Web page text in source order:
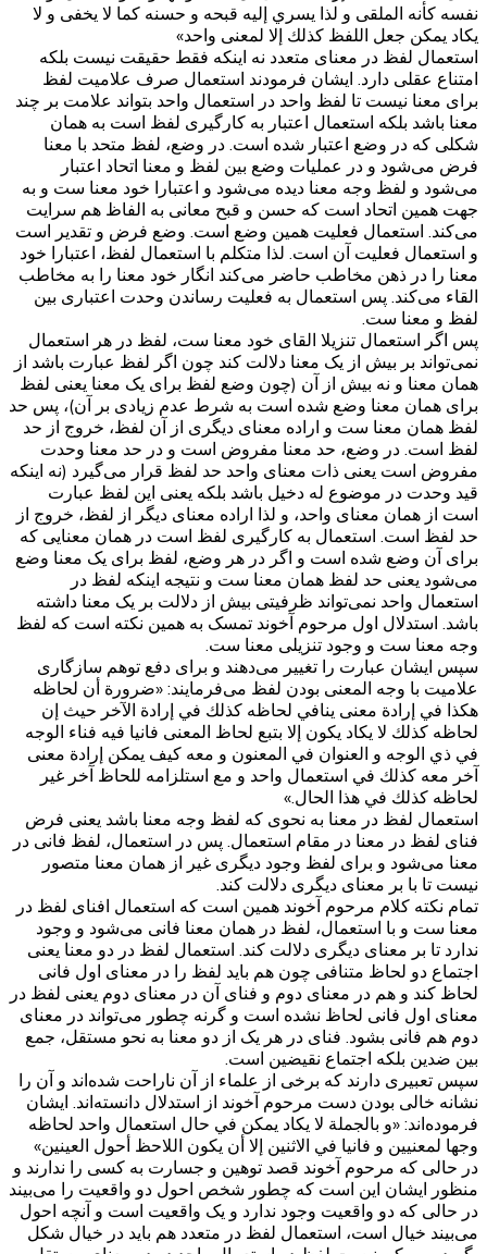
نفسه كأنه الملقى و لذا يسري إليه قبحه و حسنه كما لا يخفى و لا
يكاد يمكن جعل اللفظ كذلك إلا لمعنى واحد»
استعمال لفظ در معنای متعدد نه اینکه فقط حقیقت نیست بلکه
امتناع عقلی دارد. ایشان فرمودند استعمال صرف علامیت لفظ
برای معنا نیست تا لفظ واحد در استعمال واحد بتواند علامت بر چند
معنا باشد بلکه استعمال اعتبار به کارگیری لفظ است به همان
شکلی که در وضع اعتبار شده است. در وضع، لفظ متحد با معنا
فرض می‌شود و در عملیات وضع بین لفظ و معنا اتحاد اعتبار
می‌شود و لفظ وجه معنا دیده می‌شود و اعتبارا خود معنا ست و به
جهت همین اتحاد است که حسن و قبح معانی به الفاظ هم سرایت
می‌کند. استعمال فعلیت همین وضع است. وضع فرض و تقدیر است
و استعمال فعلیت آن است. لذا متکلم با استعمال لفظ، اعتبارا خود
معنا را در ذهن مخاطب حاضر می‌کند انگار خود معنا را به مخاطب
القاء می‌کند. پس استعمال به فعلیت رساندن وحدت اعتباری بین
لفظ و معنا ست.
پس اگر استعمال تنزیلا القای خود معنا ست، لفظ در هر استعمال
نمی‌تواند بر بیش از یک معنا دلالت کند چون اگر لفظ عبارت باشد از
همان معنا و نه بیش از آن (چون وضع لفظ برای یک معنا یعنی لفظ
برای همان معنا وضع شده است به شرط عدم زیادی بر آن)، پس حد
لفظ همان معنا ست و اراده معنای دیگری از آن لفظ، خروج از حد
لفظ است. در وضع، حد معنا مفروض است و در حد معنا وحدت
مفروض است یعنی ذات معنای واحد حد لفظ قرار می‌گیرد (نه اینکه
قید وحدت در موضوع له دخیل باشد بلکه یعنی این لفظ عبارت
است از همان معنای واحد، و لذا اراده معنای دیگر از لفظ، خروج از
حد لفظ است. استعمال به کارگیری لفظ است در همان معنایی که
برای آن وضع شده است و اگر در هر وضع، لفظ برای یک معنا وضع
می‌شود یعنی حد لفظ همان معنا ست و نتیجه اینکه لفظ در
استعمال واحد نمی‌تواند ظرفیتی بیش از دلالت بر یک معنا داشته
باشد. استدلال اول مرحوم آخوند تمسک به همین نکته است که لفظ
وجه معنا ست و وجود تنزیلی معنا ست.
سپس ایشان عبارت را تغییر می‌دهند و برای دفع توهم سازگاری
علامیت با وجه المعنی بودن لفظ می‌فرمایند: «ضرورة أن لحاظه
هكذا في إرادة معنى ينافي لحاظه كذلك في إرادة الآخر حيث إن
لحاظه كذلك لا يكاد يكون إلا بتبع لحاظ المعنى فانيا فيه فناء الوجه
في ذي الوجه و العنوان في المعنون و معه كيف يمكن إرادة معنى
آخر معه كذلك في استعمال واحد و مع استلزامه للحاظ آخر غير
لحاظه كذلك في هذا الحال.‏»
استعمال لفظ در معنا به نحوی که لفظ وجه معنا باشد یعنی فرض
فنای لفظ در معنا در مقام استعمال. پس در استعمال، لفظ فانی در
معنا می‌شود و برای لفظ وجود دیگری غیر از همان معنا متصور
نیست تا با بر معنای دیگری دلالت کند.
تمام نکته کلام مرحوم آخوند همین است که استعمال افنای لفظ در
معنا ست و با استعمال، لفظ در همان معنا فانی می‌شود و وجود
ندارد تا بر معنای دیگری دلالت کند. استعمال لفظ در دو معنا یعنی
اجتماع دو لحاظ متنافی چون هم باید لفظ را در معنای اول فانی
لحاظ کند و هم در معنای دوم و فنای آن در معنای دوم یعنی لفظ در
معنای اول فانی لحاظ نشده است و گرنه چطور می‌تواند در معنای
دوم هم فانی بشود. فنای در هر یک از دو معنا به نحو مستقل، جمع
بین ضدین بلکه اجتماع نقیضین است.
سپس تعبیری دارند که برخی از علماء از آن ناراحت شده‌اند و آن را
نشانه خالی بودن دست مرحوم آخوند از استدلال دانسته‌اند. ایشان
فرموده‌اند: «و بالجملة لا يكاد يمكن في حال استعمال واحد لحاظه
وجها لمعنيين و فانيا في الاثنين إلا أن يكون اللاحظ أحول العينين»
در حالی که مرحوم آخوند قصد توهین و جسارت به کسی را ندارند و
منظور ایشان این است که چطور شخص احول دو واقعیت را می‌بیند
در حالی که دو واقعیت وجود ندارد و یک واقعیت است و آنچه احول
می‌بیند خیال است، استعمال لفظ در متعدد هم باید در خیال شکل